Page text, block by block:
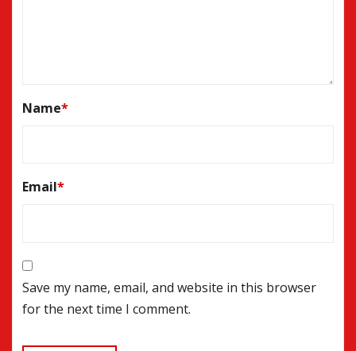
Name*
Email*
Save my name, email, and website in this browser
for the next time I comment.